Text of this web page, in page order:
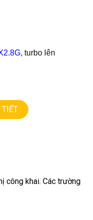
, turbo lên
LƯỢNG – GIÁ
công khai. Các trường